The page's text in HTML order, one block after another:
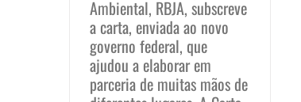
Ambiental, RBJA, subscreve
a carta, enviada ao novo
governo federal, que
ajudou a elaborar em
parceria de muitas mãos de